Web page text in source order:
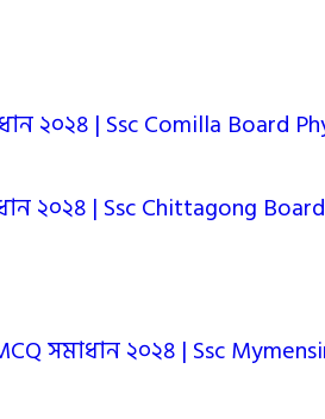
২০২৪ | Ssc Comilla Board
২০২৪ | Ssc Chittagong